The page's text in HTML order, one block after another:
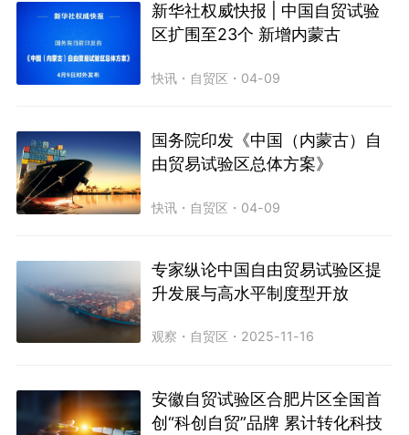
新华社权威快报 | 中国自贸试验
区扩围至23个 新增内蒙古
快讯 ・ 自贸区 ・ 04-09
国务院印发《中国（内蒙古）自
由贸易试验区总体方案》
快讯 ・ 自贸区 ・ 04-09
专家纵论中国自由贸易试验区提
升发展与高水平制度型开放
观察 ・ 自贸区 ・ 2025-11-16
安徽自贸试验区合肥片区全国首
创“科创自贸”品牌 累计转化科技